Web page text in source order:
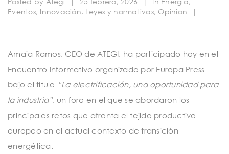
n
Eventos, Innovación, Leyes y normativas, Opinion |
Amaia Ramos, CEO de ATEGI, ha participado hoy en el
Encuentro Informativo organizado por Europa Press
bajo el título “La electrificación, una oportunidad para
la industria”, un foro en el que se abordaron los
principales retos que afronta el tejido productivo
europeo en el actual contexto de transición
energética.